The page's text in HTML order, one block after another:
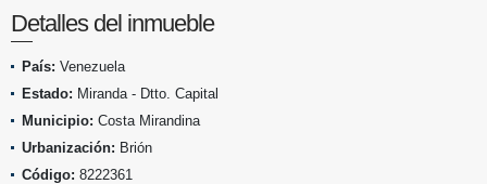
Detalles del inmueble
País: Venezuela
Estado: Miranda - Dtto. Capital
Municipio: Costa Mirandina
Urbanización: Brión
Código: 8222361